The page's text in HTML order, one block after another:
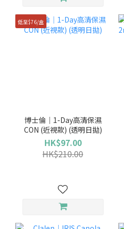
低至$76/盒
博士倫｜1-Day高清保濕
CON (近視款) (透明日拋)
HK$97.00
HK$210.00